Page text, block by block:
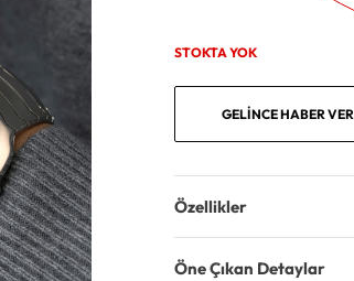
STOKTA YOK
GELINCE HABER VER
Özellikler
Öne Çıkan Detaylar